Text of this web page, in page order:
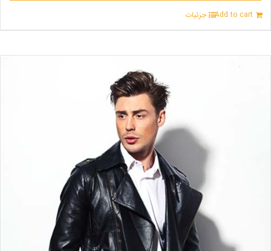
Add to cart جزئیات